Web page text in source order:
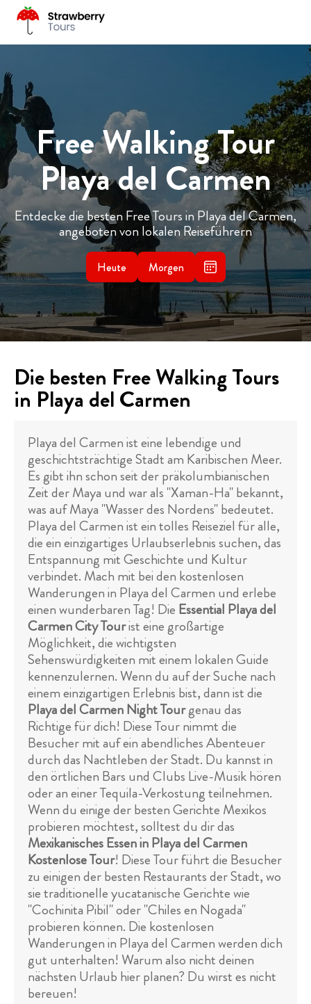
Free Walking Tour
Playa del Carmen
Entdecke die besten Free Tours in Playa del Carmen,
angeboten von lokalen Reiseführern
Heute Morgen
Die besten Free Walking Tours
in Playa del Carmen
Playa del Carmen ist eine lebendige und
geschichtsträchtige Stadt am Karibischen Meer.
Es gibt ihn schon seit der präkolumbianischen
Zeit der Maya und war als "Xaman-Ha" bekannt,
was auf Maya "Wasser des Nordens" bedeutet.
Playa del Carmen ist ein tolles Reiseziel für alle,
die ein einzigartiges Urlaubserlebnis suchen, das
Entspannung mit Geschichte und Kultur
verbindet. Mach mit bei den kostenlosen
Wanderungen in Playa del Carmen und erlebe
einen wunderbaren Tag! Die Essential Playa del
Carmen City Tourist eine großartige
Möglichkeit, die wichtigsten
Sehenswürdigkeiten mit einem lokalen Guide
kennenzulernen. Wenn du auf der Suche nach
einem einzigartigen Erlebnis bist, dann ist die
Playa del Carmen Night Tourgenau das
Richtige für dich! Diese Tour nimmt die
Besucher mit auf ein abendliches Abenteuer
durch das Nachtleben der Stadt. Du kannst in
den örtlichen Bars und Clubs Live-Musik hören
oder an einer Tequila-Verkostung teilnehmen.
Wenn du einige der besten Gerichte Mexikos
probieren möchtest, solltest du dir das
Mexikanisches Essen in Playa del Carmen
Kostenlose Tour! Diese Tour führt die Besucher
zu einigen der besten Restaurants der Stadt, wo
sie traditionelle yucatanische Gerichte wie
"Cochinita Pibil" oder "Chiles en Nogada"
probieren können. Die kostenlosen
Wanderungen in Playa del Carmen werden dich
gut unterhalten! Warum also nicht deinen
nächsten Urlaub hier planen? Du wirst es nicht
bereuen!